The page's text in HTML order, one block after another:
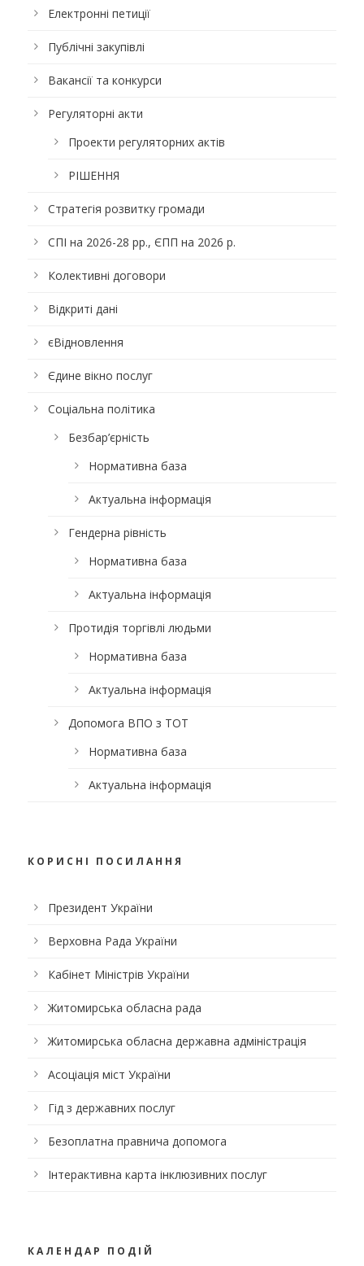
Електронні петиції
Публічні закупівлі
Вакансії та конкурси
Регуляторні акти
Проекти регуляторних актів
РІШЕННЯ
Стратегія розвитку громади
СПІ на 2026-28 рр., ЄПП на 2026 р.
Колективні договори
Відкриті дані
єВідновлення
Єдине вікно послуг
Соціальна політика
Безбар’єрність
Нормативна база
Актуальна інформація
Гендерна рівність
Нормативна база
Актуальна інформація
Протидія торгівлі людьми
Нормативна база
Актуальна інформація
Допомога ВПО з ТОТ
Нормативна база
Актуальна інформація
КОРИСНІ ПОСИЛАННЯ
Президент України
Верховна Рада України
Кабінет Міністрів України
Житомирська обласна рада
Житомирська обласна державна адміністрація
Асоціація міст України
Гід з державних послуг
Безоплатна правнича допомога
Інтерактивна карта інклюзивних послуг
КАЛЕНДАР ПОДІЙ